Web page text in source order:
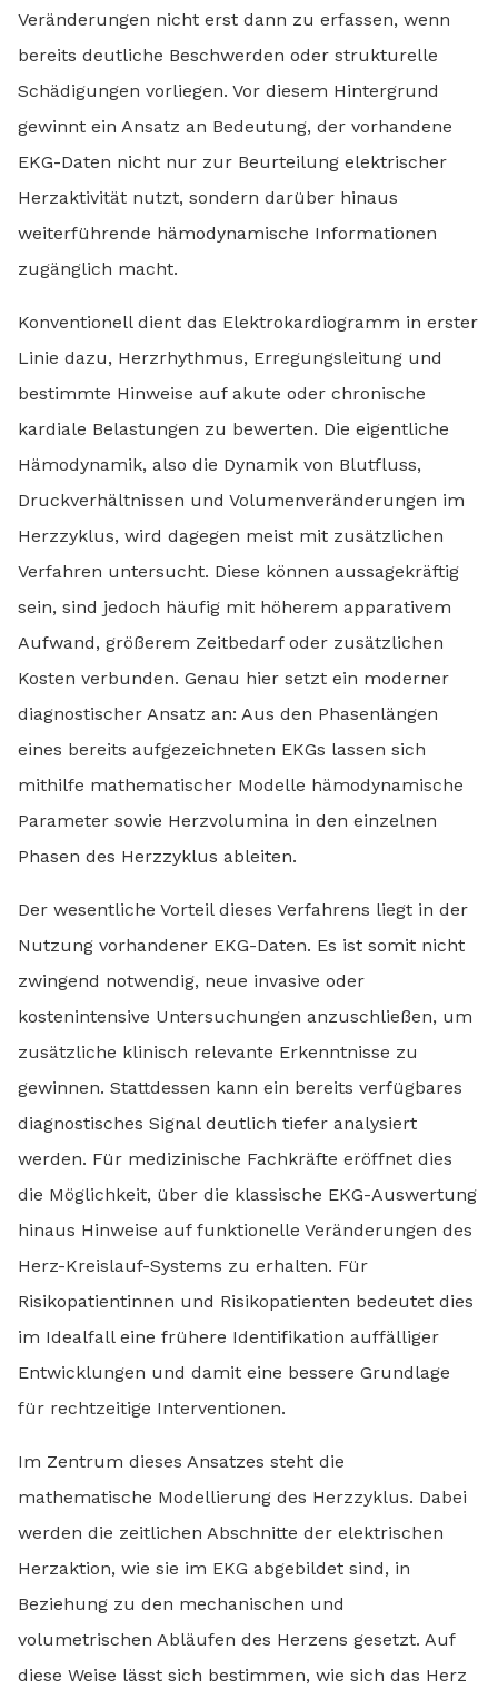
Veränderungen nicht erst dann zu erfassen, wenn
bereits deutliche Beschwerden oder strukturelle
Schädigungen vorliegen. Vor diesem Hintergrund
gewinnt ein Ansatz an Bedeutung, der vorhandene
EKG-Daten nicht nur zur Beurteilung elektrischer
Herzaktivität nutzt, sondern darüber hinaus
weiterführende hämodynamische Informationen
zugänglich macht.
Konventionell dient das Elektrokardiogramm in erster
Linie dazu, Herzrhythmus, Erregungsleitung und
bestimmte Hinweise auf akute oder chronische
kardiale Belastungen zu bewerten. Die eigentliche
Hämodynamik, also die Dynamik von Blutfluss,
Druckverhältnissen und Volumenveränderungen im
Herzzyklus, wird dagegen meist mit zusätzlichen
Verfahren untersucht. Diese können aussagekräftig
sein, sind jedoch häufig mit höherem apparativem
Aufwand, größerem Zeitbedarf oder zusätzlichen
Kosten verbunden. Genau hier setzt ein moderner
diagnostischer Ansatz an: Aus den Phasenlängen
eines bereits aufgezeichneten EKGs lassen sich
mithilfe mathematischer Modelle hämodynamische
Parameter sowie Herzvolumina in den einzelnen
Phasen des Herzzyklus ableiten.
Der wesentliche Vorteil dieses Verfahrens liegt in der
Nutzung vorhandener EKG-Daten. Es ist somit nicht
zwingend notwendig, neue invasive oder
kostenintensive Untersuchungen anzuschließen, um
zusätzliche klinisch relevante Erkenntnisse zu
gewinnen. Stattdessen kann ein bereits verfügbares
diagnostisches Signal deutlich tiefer analysiert
werden. Für medizinische Fachkräfte eröffnet dies
die Möglichkeit, über die klassische EKG-Auswertung
hinaus Hinweise auf funktionelle Veränderungen des
Herz-Kreislauf-Systems zu erhalten. Für
Risikopatientinnen und Risikopatienten bedeutet dies
im Idealfall eine frühere Identifikation auffälliger
Entwicklungen und damit eine bessere Grundlage
für rechtzeitige Interventionen.
Im Zentrum dieses Ansatzes steht die
mathematische Modellierung des Herzzyklus. Dabei
werden die zeitlichen Abschnitte der elektrischen
Herzaktion, wie sie im EKG abgebildet sind, in
Beziehung zu den mechanischen und
volumetrischen Abläufen des Herzens gesetzt. Auf
diese Weise lässt sich bestimmen, wie sich das Herz